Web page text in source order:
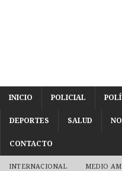
INICIO POLICIAL
DEPORTES SALUD
CONTACTO
INTERNACIONAL MEDIO